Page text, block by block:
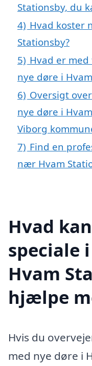
Stationsby, du
4) Hvad koster
Stationsby?
5) Hvad er
nye døre i
6) Oversigt
nye døre i
Viborg
7) Find en
nær Hvam
Hvad
speciale
Hvam
hjælpe
Hvis du
med nye døre i